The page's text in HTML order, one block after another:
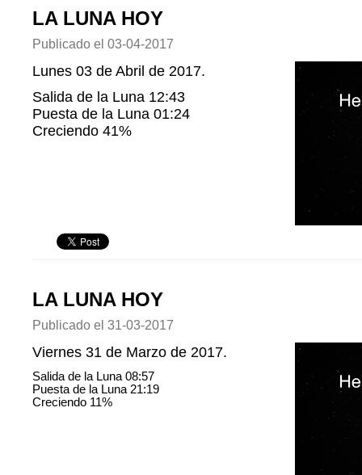
LA LUNA HOY
Publicado el 03-04-2017
Lunes 03 de Abril de 2017.
Salida de la Luna 12:43
Puesta de la Luna 01:24
Creciendo 41%
LA LUNA HOY
Publicado el 31-03-2017
Viernes 31 de Marzo de 2017.
Salida de la Luna 08:57
Puesta de la Luna 21:19
Creciendo 11%